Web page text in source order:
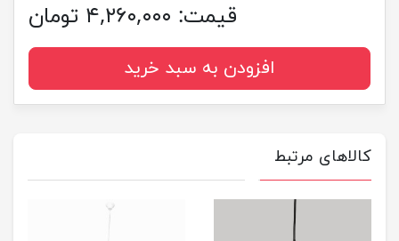
قیمت: ۴,۲۶۰,۰۰۰ تومان
افزودن به سبد خرید
کالاهای مرتبط